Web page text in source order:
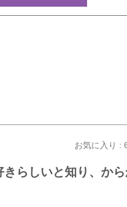
お気に入り :
らしいと知り、か